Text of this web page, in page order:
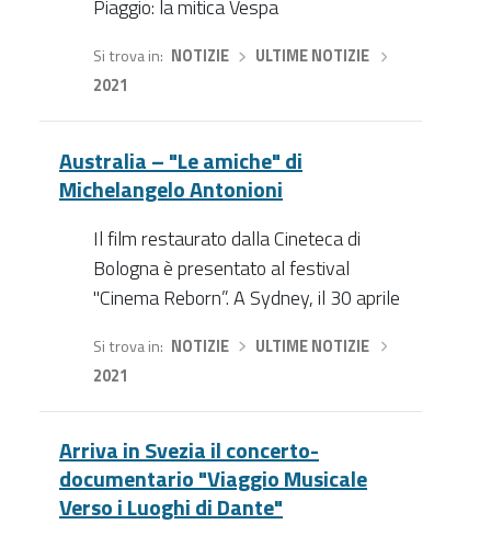
Piaggio: la mitica Vespa
Si trova in NOTIZIE› ULTIME NOTIZIE
2021
Australia – "Le amiche" di
Michelangelo Antonioni
Il film restaurato dalla Cineteca di
Bologna è presentato al festival
"Cinema Reborn”. A Sydney, il 30 aprile
Si trova in NOTIZIE› ULTIME NOTIZIE
2021
Arriva in Svezia il concerto-
documentario "Viaggio Musicale
Verso i Luoghi di Dante"